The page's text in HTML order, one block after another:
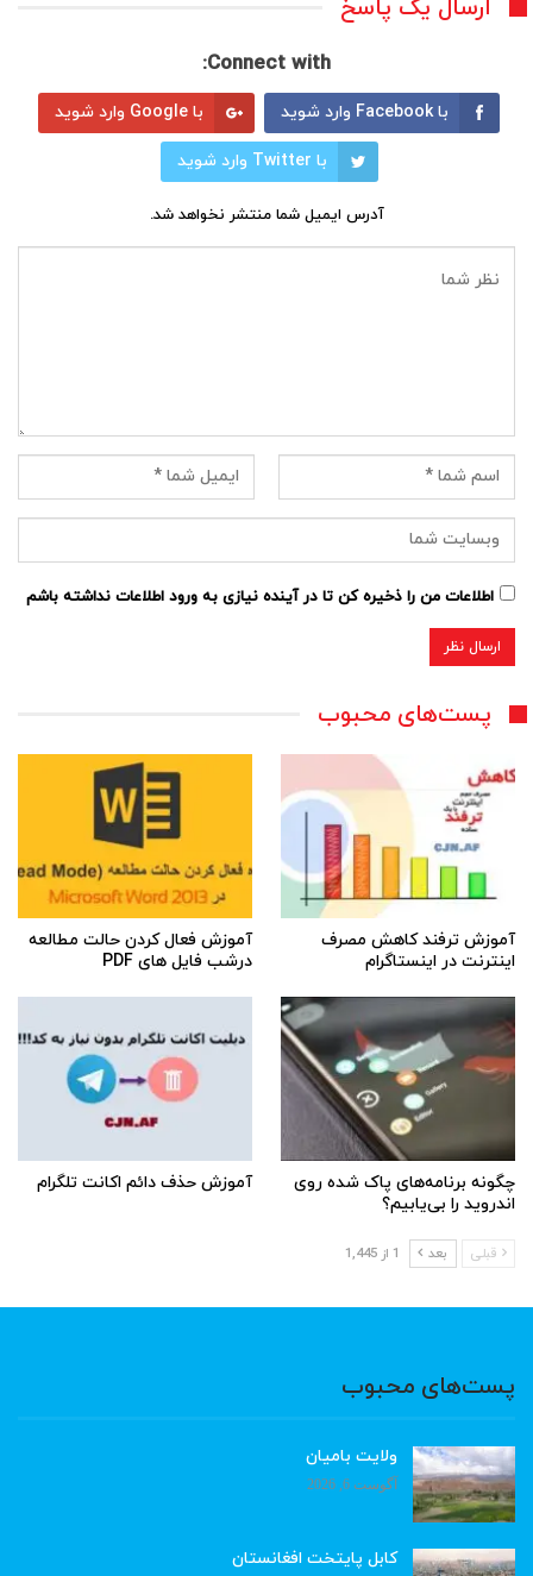
ارسال یک پاسخ
Connect with:
با Facebook وارد شوید با Google وارد شوید
با Twitter وارد شوید
آدرس ایمیل شما منتشر نخواهد شد.
اطلاعات من را ذخیره کن تا در آینده نیازی به ورود اطلاعات نداشته باشم
پست‌های محبوب
آموزش ترفند کاهش مصرف
اینترنت در اینستاگرام
آموزش فعال کردن حالت مطالعه
درشب فایل های PDF
چگونه برنامه‌های پاک شده روی
اندروید را بی‌یابیم؟
آموزش حذف دائم اکانت تلگرام
قبلی بعد 1 از 1,445
پست‌های محبوب
ولایت بامیان
آگوست 6, 2026
کابل پایتخت افغانستان